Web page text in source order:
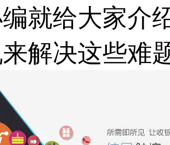
就给大家介
来解决这些难